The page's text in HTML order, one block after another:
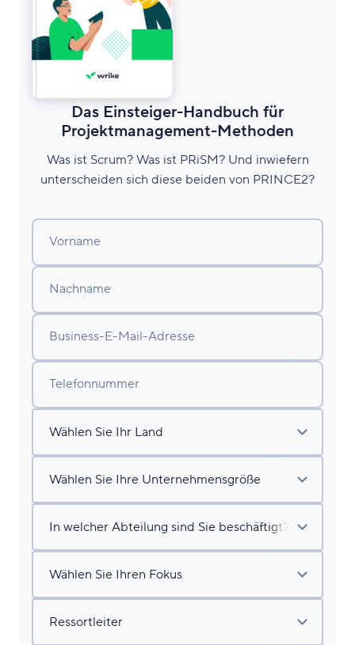
Das Einsteiger-Handbuch für
Projektmanagement-Methoden
Was ist Scrum? Was ist PRiSM? Und inwiefern
unterscheiden sich diese beiden von PRINCE2?
Vorname
Nachname
Business-E-Mail-Adresse
Telefonnummer